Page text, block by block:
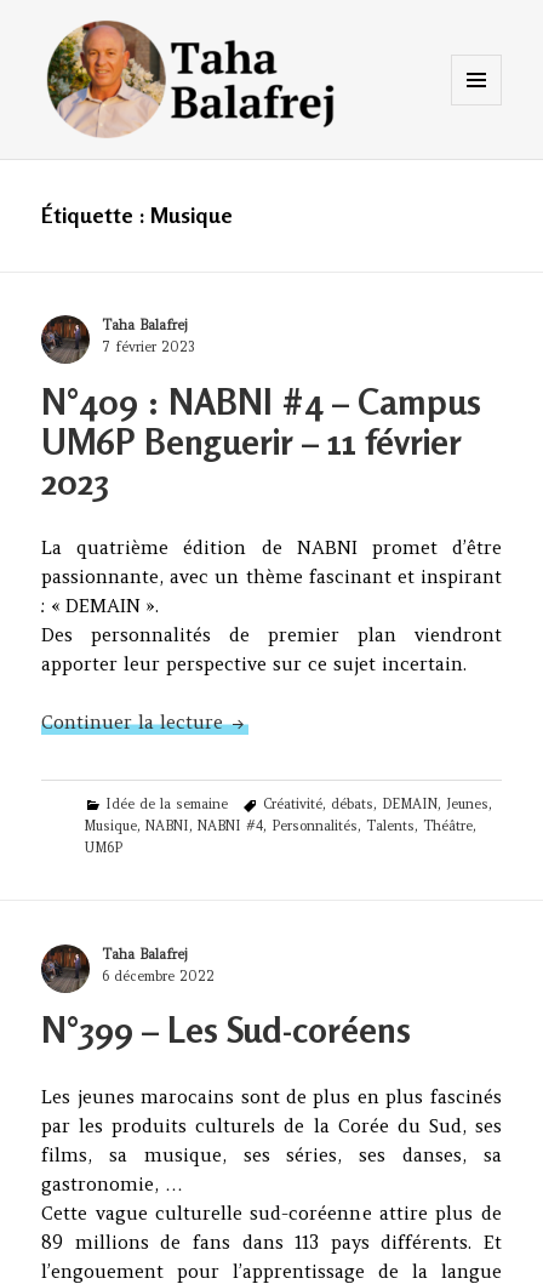
Taha Balafrej Blog
Étiquette :Musique
Author
Taha Balafrej
Posted
7 février 2023
N°409 : NABNI #4 – Campus
UM6P Benguerir – 11 février
2023
La quatrième édition de NABNI promet d’être
passionnante, avec un thème fascinant et inspirant
: « DEMAIN ».
Des personnalités de premier plan viendront
apporter leur perspective sur ce sujet incertain.
Continuer la lectureN°409 : NABNI #4 – Campus
Categories
Idée de la semaine Tags
Créativité, débats, DEMAIN, Jeunes,
Musique, NABNI, NABNI #4, Personnalités, Talents, Théâtre,
UM6P
Author
Taha Balafrej
Posted
6 décembre 2022
N°399 – Les Sud-coréens
Les jeunes marocains sont de plus en plus fascinés
par les produits culturels de la Corée du Sud, ses
films, sa musique, ses séries, ses danses, sa
gastronomie, …
Cette vague culturelle sud-coréenne attire plus de
89 millions de fans dans 113 pays différents. Et
l’engouement pour l’apprentissage de la langue